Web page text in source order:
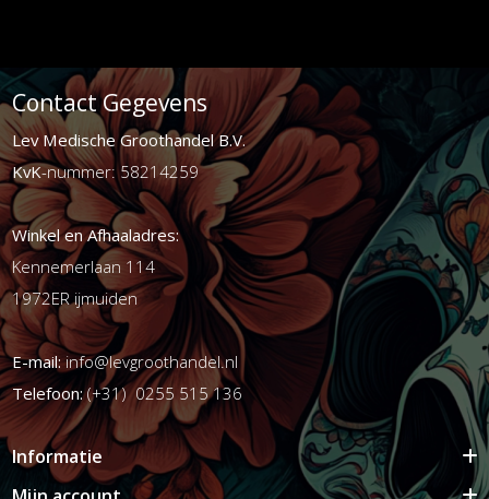
Contact Gegevens
Lev Medische Groothandel B.V.
KvK-nummer: 58214259
Winkel en Afhaaladres:
Kennemerlaan 114
1972ER ijmuiden
E-mail:info@levgroothandel.nl
Telefoon:(+31) 0255 515 136
Informatie